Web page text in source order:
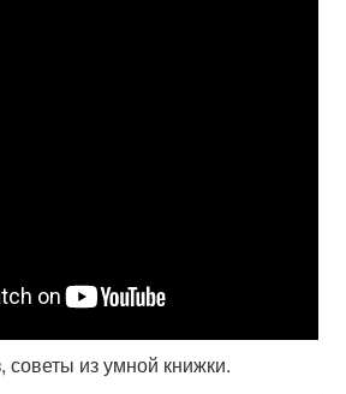
советы из умной книжки.